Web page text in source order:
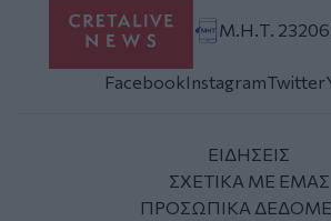
Μ.Η.Τ.
FacebookInstagramTwitter
ΕΙΔΗΣΕΙΣ
ΣΧΕΤΙΚΑ ΜΕ ΕΜΑΣ
ΠΡΟΣΩΠΙΚΑ